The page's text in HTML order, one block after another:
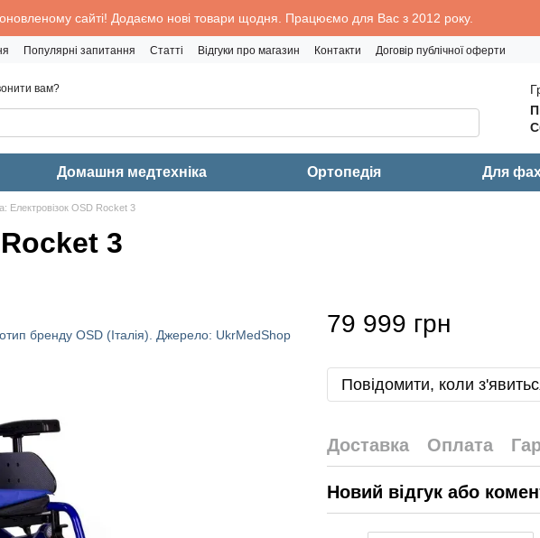
сайті! Додаємо нові товари щодня. Працюємо для Вас з 2012 року.
Популярні запитання Статті Відгуки про магазин Контакти Договір публічної оферти
вам?
Домашня медтехніка Ортопедія Для
Електровізок OSD Rocket 3
3
79 999 грн
Повідомити, коли
Доставка Оплата
Новий відгук або